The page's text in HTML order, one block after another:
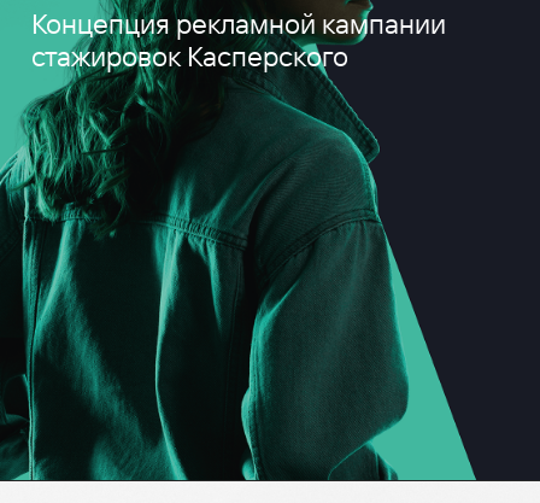
Концепция рекламной кампании
стажировок Касперского